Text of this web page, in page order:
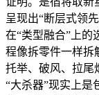
呈现出“断层式领
在“类型融合”上的
程像拆零件一样拆
托举、破风、拉尾
“大杀器”现实上是